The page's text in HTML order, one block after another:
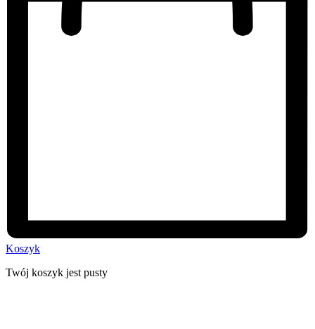
Koszyk
Twój koszyk jest pusty